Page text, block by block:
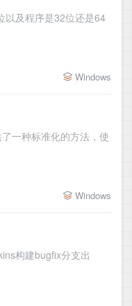
以及程序是32位还是64
Windows
一种标准化的方法，使
Windows
构建bugfix分支出